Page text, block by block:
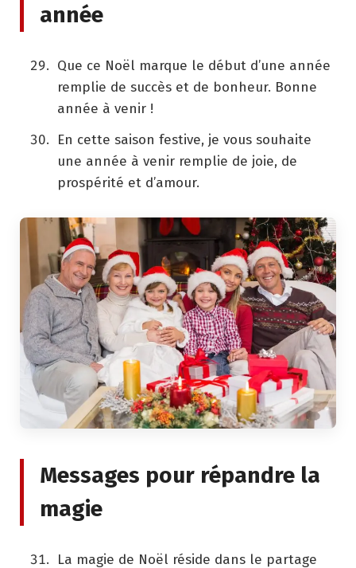
année
Que ce Noël marque le début d’une année
remplie de succès et de bonheur. Bonne
année à venir !
En cette saison festive, je vous souhaite
une année à venir remplie de joie, de
prospérité et d’amour.
Messages pour répandre la
magie
La magie de Noël réside dans le partage